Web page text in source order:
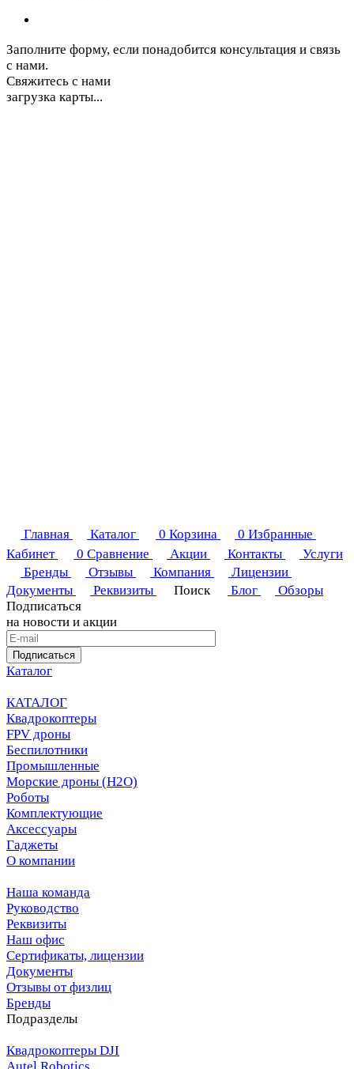
Заполните форму, если понадобится консультация и связь
с нами.
Свяжитесь с нами
загрузка карты...
Главная Каталог 0 Корзина 0 Избранные
Кабинет
0 Сравнение Акции Контакты
Услуги
Бренды
Отзывы Компания
Лицензии
Документы
Реквизиты Поиск Блог
Обзоры
Подписаться
на новости и акции
Подписаться
Каталог
КАТАЛОГ
Квадрокоптеры
FPV дроны
Беспилотники
Промышленные
Морские дроны (H2O)
Роботы
Комплектующие
Аксессуары
Гаджеты
О компании
Наша команда
Руководство
Реквизиты
Наш офис
Сертификаты, лицензии
Документы
Отзывы от физлиц
Бренды
Подразделы
Квадрокоптеры DJI